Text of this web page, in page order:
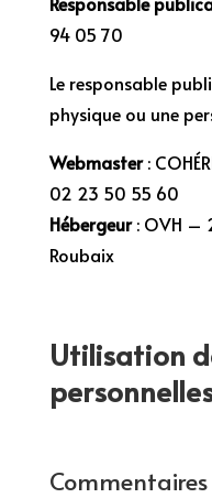
94 05 70
Le responsable
physique ou une
Webmaster :
02 23 50 55 60
Hébergeur : OVH –
Roubaix
Utilisation
Commentaires